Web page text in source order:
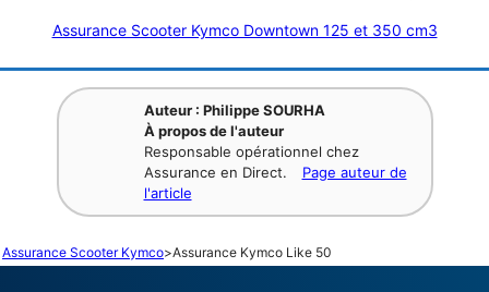
Assurance Scooter Kymco Downtown 125 et 350 cm3
Auteur : Philippe SOURHA
À propos de l'auteur
Responsable opérationnel chez
Assurance en Direct.
Page auteur de
l'article
Assurance Scooter Kymco>Assurance Kymco Like 50